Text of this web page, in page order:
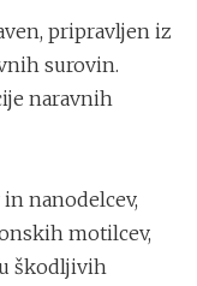
pripravljen iz
surovin.
naravnih
nanodelcev,
motilcev,
škodljivih